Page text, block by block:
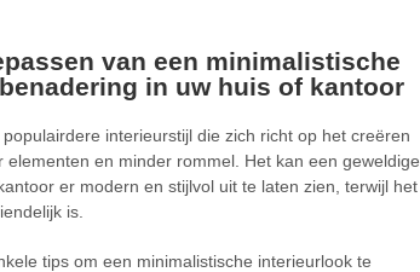
van een minimalistische
in uw huis of kantoor
interieurstijl die zich richt op het creëren
en minder rommel. Het kan een geweldige
er modern en stijlvol uit te laten zien, terwijl het
is.
tips om een minimalistische interieurlook te